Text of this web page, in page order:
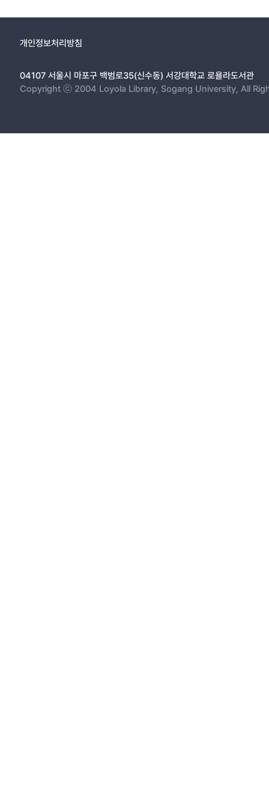
개인정보처리방침
04107 서울시 마포구 백범로35(신수동) 서강대학교 로욜라도서관
Copyright ⓒ 2004 Loyola Library, Sogang University, All